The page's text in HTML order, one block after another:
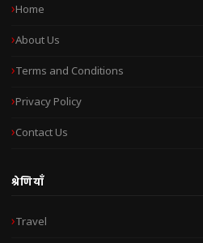
Home
About Us
Terms and Conditions
Privacy Policy
Contact Us
श्रेणियाँ
Travel